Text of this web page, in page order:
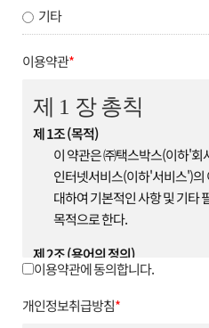
기타
이용약관*
제 1 장 총칙
제 1조 (목적)
이 약관은 ㈜택스박스(이하'회
인터넷서비스(이하'서비스')의
대하여 기본적인 사항 및 기타
목적으로 한다.
제 2조 (용어의 정의)
1. 이 약관에서 사용하는 용어의
① 회원 : 회사와 서비스 이용에
아이디를 부여받은 자
이용약관에 동의합니다.
개인정보취급방침*